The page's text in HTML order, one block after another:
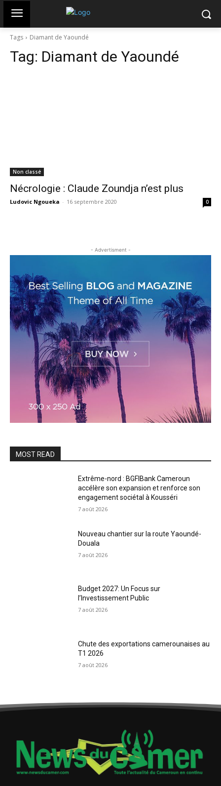
Tags Diamant de Yaoundé
Tag: Diamant de Yaoundé
Non classé
Nécrologie : Claude Zoundja n’est plus
Ludovic Ngoueka - 16 septembre 2020 0
- Advertisment -
MOST READ
Extrême-nord : BGFIBank Cameroun
accélère son expansion et renforce son
engagement sociétal à Kousséri
7 août 2026
Nouveau chantier sur la route Yaoundé-
Douala
7 août 2026
Budget 2027: Un Focus sur
l’Investissement Public
7 août 2026
Chute des exportations camerounaises au
T1 2026
7 août 2026